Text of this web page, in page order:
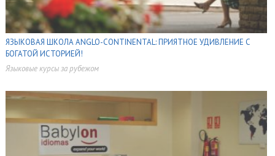
ЯЗЫКОВАЯ ШКОЛА ANGLO-CONTINENTAL: ПРИЯТНОЕ УДИВЛЕНИЕ С
БОГАТОЙ ИСТОРИЕЙ!
Языковые курсы за рубежом